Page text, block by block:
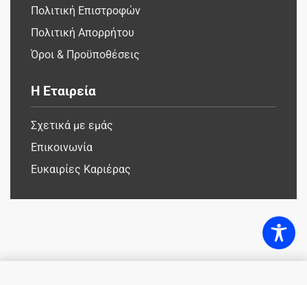
Πολιτική Επιστροφών
Πολιτική Απορρήτου
Όροι & Προϋποθέσεις
Η Εταιρεία
Σχετικά με εμάς
Επικοινωνία
Ευκαιρίες Καριέρας